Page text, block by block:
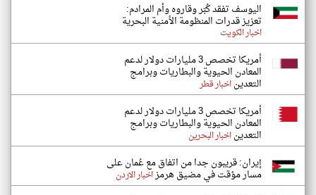
اليوسف تفقد كُبّر وقاروه وأم المرادم:
تعزيز قدرات المنظومة الأمنية البحرية
اخبار الكويت
أمريكا تخصص 3 مليارات دولار لدعم
المعادن الحيوية والبطاريات وبرامج
التعديناخبار قطر
أمريكا تخصص 3 مليارات دولار لدعم
المعادن الحيوية والبطاريات وبرامج
التعديناخبار البحرين
إيران: قريبون جدا من اتفاق مع عُمان على
مسار مؤقت في مضيق هرمزاخبار الاردن